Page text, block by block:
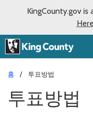
KingCounty.gov
홈 투표방법
투표방법